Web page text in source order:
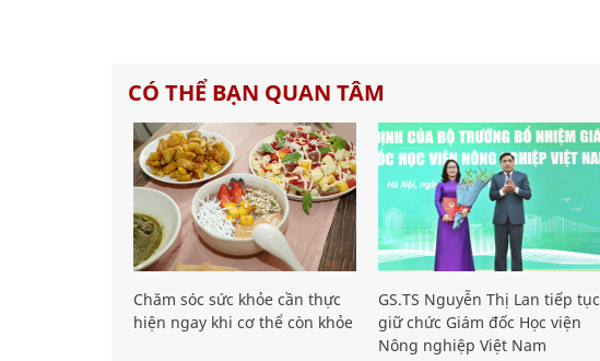
CÓ THỂ BẠN QUAN TÂM
Chăm sóc sức khỏe cần thực
hiện ngay khi cơ thể còn khỏe
GS.TS Nguyễn Thị Lan tiếp tục
giữ chức Giám đốc Học viện
Nông nghiệp Việt Nam